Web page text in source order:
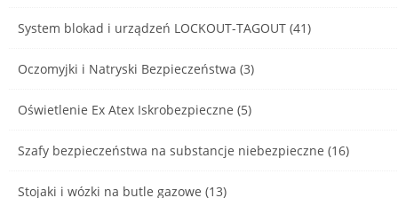
System blokad i urządzeń LOCKOUT-TAGOUT (41)
Oczomyjki i Natryski Bezpieczeństwa (3)
Oświetlenie Ex Atex Iskrobezpieczne (5)
Szafy bezpieczeństwa na substancje niebezpieczne (16)
Stojaki i wózki na butle gazowe (13)